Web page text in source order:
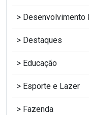
Desenvolvimento
Destaques
Educação
Esporte e Lazer
Fazenda